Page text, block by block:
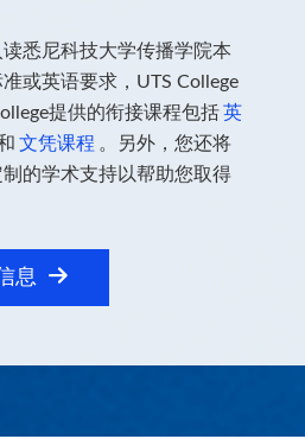
悉尼科技大学传播学院本
或英语要求，UTS College
提供的衔接课程包括英
文凭课程 。另外，您还将
的学术支持以帮助您取得
息